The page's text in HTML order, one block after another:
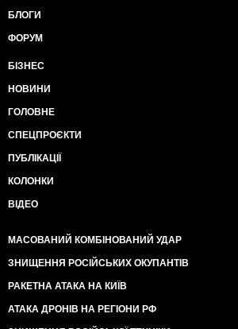
БЛОГИ
ФОРУМ
БІЗНЕС
НОВИНИ
ГОЛОВНЕ
СПЕЦПРОЄКТИ
ПУБЛІКАЦІЇ
КОЛОНКИ
ВІДЕО
МАСОВАНИЙ КОМБІНОВАНИЙ УДАР
ЗНИЩЕННЯ РОСІЙСЬКИХ ОКУПАНТІВ
РАКЕТНА АТАКА НА КИЇВ
АТАКА ДРОНІВ НА РЕГІОНИ РФ